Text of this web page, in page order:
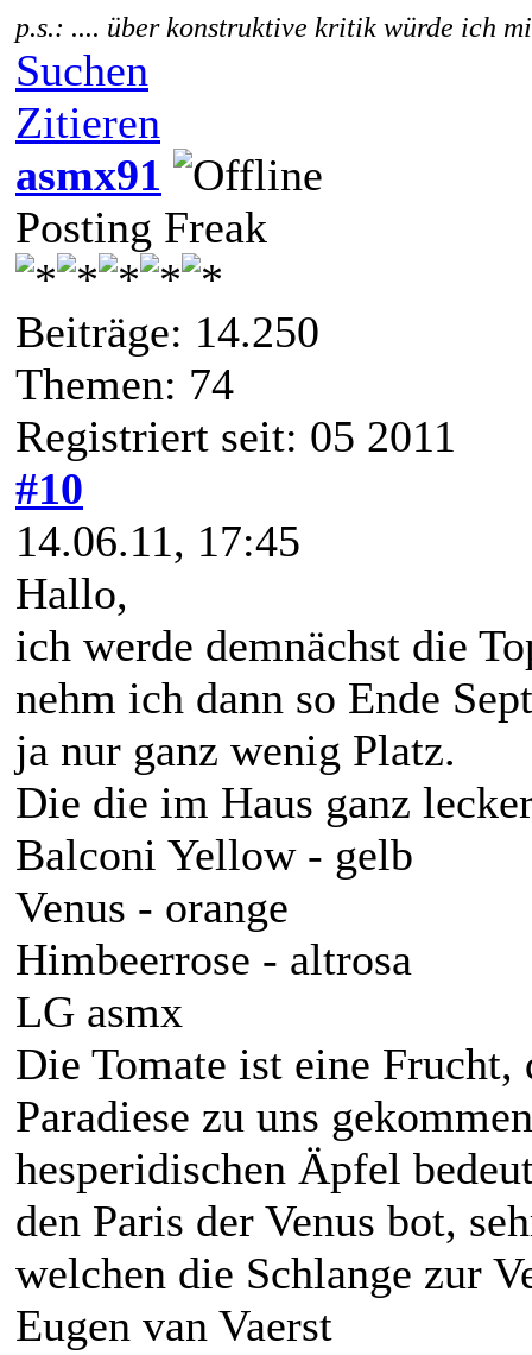
p.s.: .... über konstruktive kritik würde ich
Suchen
Zitieren
asmx91
Posting Freak
Beiträge: 14.250
Themen: 74
Registriert seit: 05 2011
#10
14.06.11, 17:45
Hallo,
ich werde demnächst die
nehm ich dann so Ende
ja nur ganz wenig Platz.
Die die im Haus ganz
Balconi Yellow - gelb
Venus - orange
Himbeerrose - altrosa
LG asmx
Die Tomate ist eine
Paradiese zu uns
hesperidischen Äpfel
den Paris der Venus bot,
welchen die Schlange zur
Eugen van Vaerst